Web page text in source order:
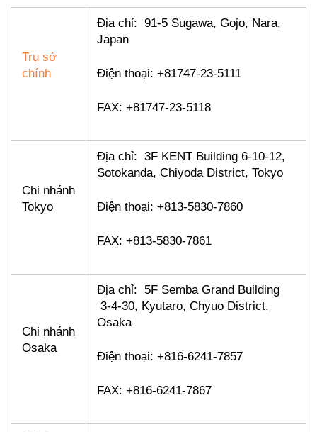
Trụ sở
chính
Địa chỉ: 91-5 Sugawa, Gojo, Nara,
Japan
Điện thoại: +81747-23-5111
FAX: +81747-23-5118
Chi nhánh
Tokyo
Địa chỉ: 3F KENT Building 6-10-12,
Sotokanda, Chiyoda District, Tokyo
Điện thoại: +813-5830-7860
FAX: +813-5830-7861
Chi nhánh
Osaka
Địa chỉ: 5F Semba Grand Building
3-4-30, Kyutaro, Chyuo District,
Osaka
Điện thoại: +816-6241-7857
FAX: +816-6241-7867